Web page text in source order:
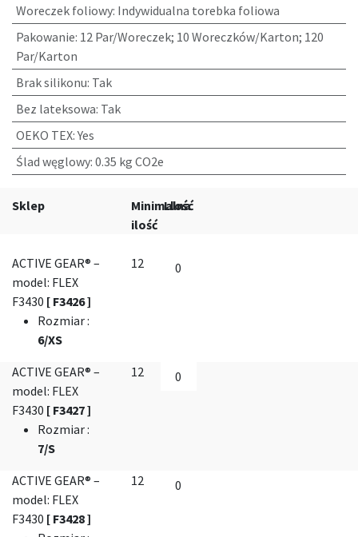
Woreczek foliowy: Indywidualna torebka foliowa
Pakowanie: 12 Par/Woreczek; 10 Woreczków/Karton; 120
Par/Karton
Brak silikonu: Tak
Bez lateksowa: Tak
OEKO TEX:Yes
Ślad węglowy: 0.35 kg CO2e
Sklep
Minimalna
ilość
Llość
ACTIVE GEAR® –
model: FLEX
F3430 [ F3426 ]
Rozmiar:
6/XS
12
ACTIVE GEAR® –
model: FLEX
F3430 [ F3427 ]
Rozmiar:
7/S
12
ACTIVE GEAR® –
model: FLEX
F3430 [ F3428 ]
12